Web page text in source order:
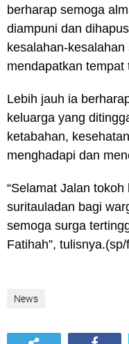
berharap semoga
diampuni dan
kesalahan-
mendapatkan tempat
Lebih jauh ia
keluarga yang
ketabahan,
menghadapi dan
“Selamat Jalan
suritauladan bagi
semoga surga
Fatihah”, tulisnya.(sp/
News